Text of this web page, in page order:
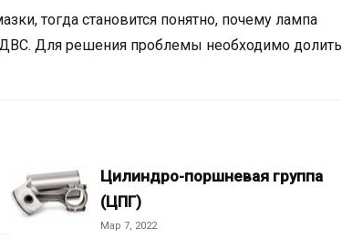
тогда становится понятно, почему лампа
ДВС. Для решения проблемы необходимо долить
Цилиндро-поршневая группа
(ЦПГ)
Мар 7, 2022